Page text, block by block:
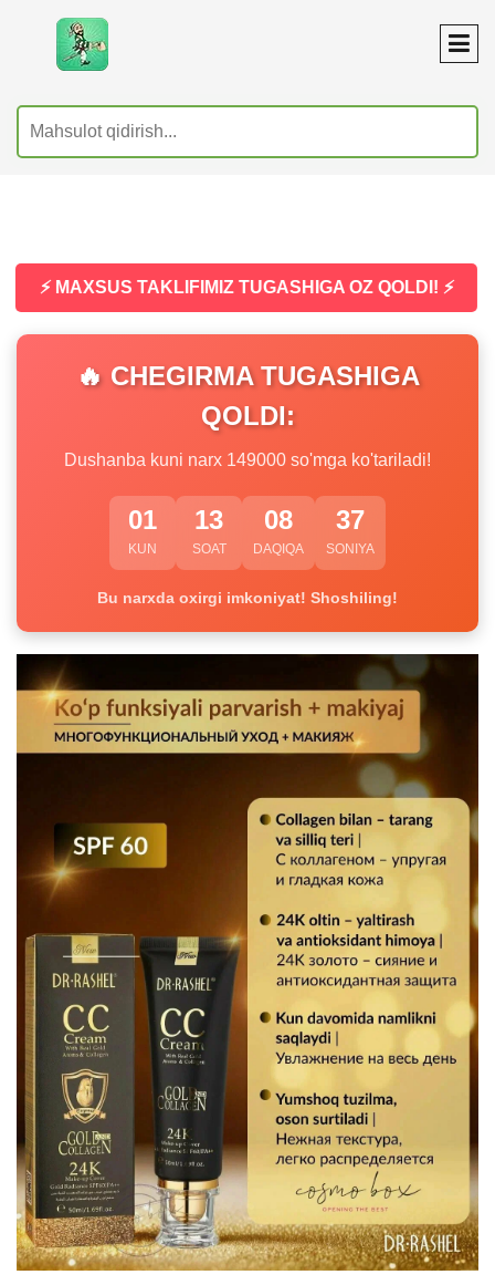
⚡ MAXSUS TAKLIFIMIZ TUGASHIGA OZ QOLDI! ⚡
🔥 CHEGIRMA TUGASHIGA
QOLDI:
Dushanba kuni narx 149000 so'mga ko'tariladi!
01
KUN
13
SOAT
08
DAQIQA
37
SONIYA
Bu narxda oxirgi imkoniyat! Shoshiling!